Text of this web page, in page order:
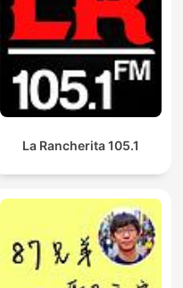
La Rancherita 105.1